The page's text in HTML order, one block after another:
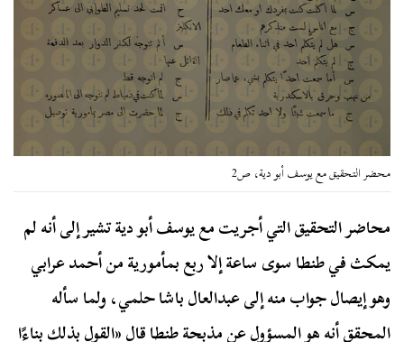
محضر التحقيق مع يوسف أبو دية، ص2
محاضر التحقيق التي أجريت مع يوسف أبو دية تشير إلى أنه لم
يمكث في طنطا سوى ساعة إلا ربع بمأمورية من أحمد عرابي
وهو إيصال جواب منه إلى عبدالعال باشا حلمي، ولما سأله
المحقق أنه هو المسؤول عن مذبحة طنطا قال «القول بذلك بناءًا